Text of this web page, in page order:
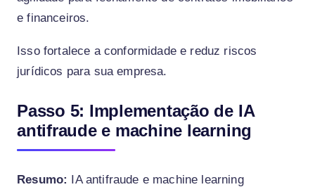
e financeiros.
Isso fortalece a conformidade e reduz riscos
jurídicos para sua empresa.
Passo 5: Implementação de IA
antifraude e machine learning
Resumo: IA antifraude e machine learning